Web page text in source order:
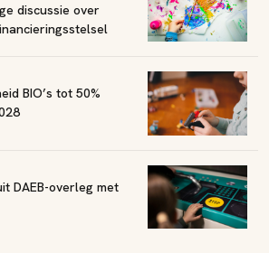
discussie over
BIO’s tot 50%
DAEB-overleg met